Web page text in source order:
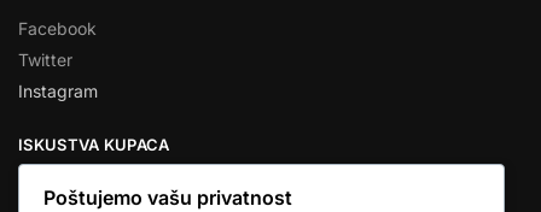
Facebook
Twitter
Instagram
ISKUSTVA KUPACA
Poštujemo vašu privatnost